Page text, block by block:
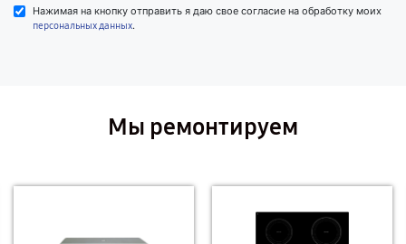
Нажимая на кнопку отправить я даю свое согласие на обработку моих
персональных данных.
Мы ремонтируем